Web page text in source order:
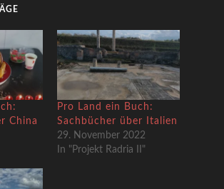
China
Pro Land ein Buch:
Sachbücher über Italien
29. November 2022
In "Projekt Radria II"